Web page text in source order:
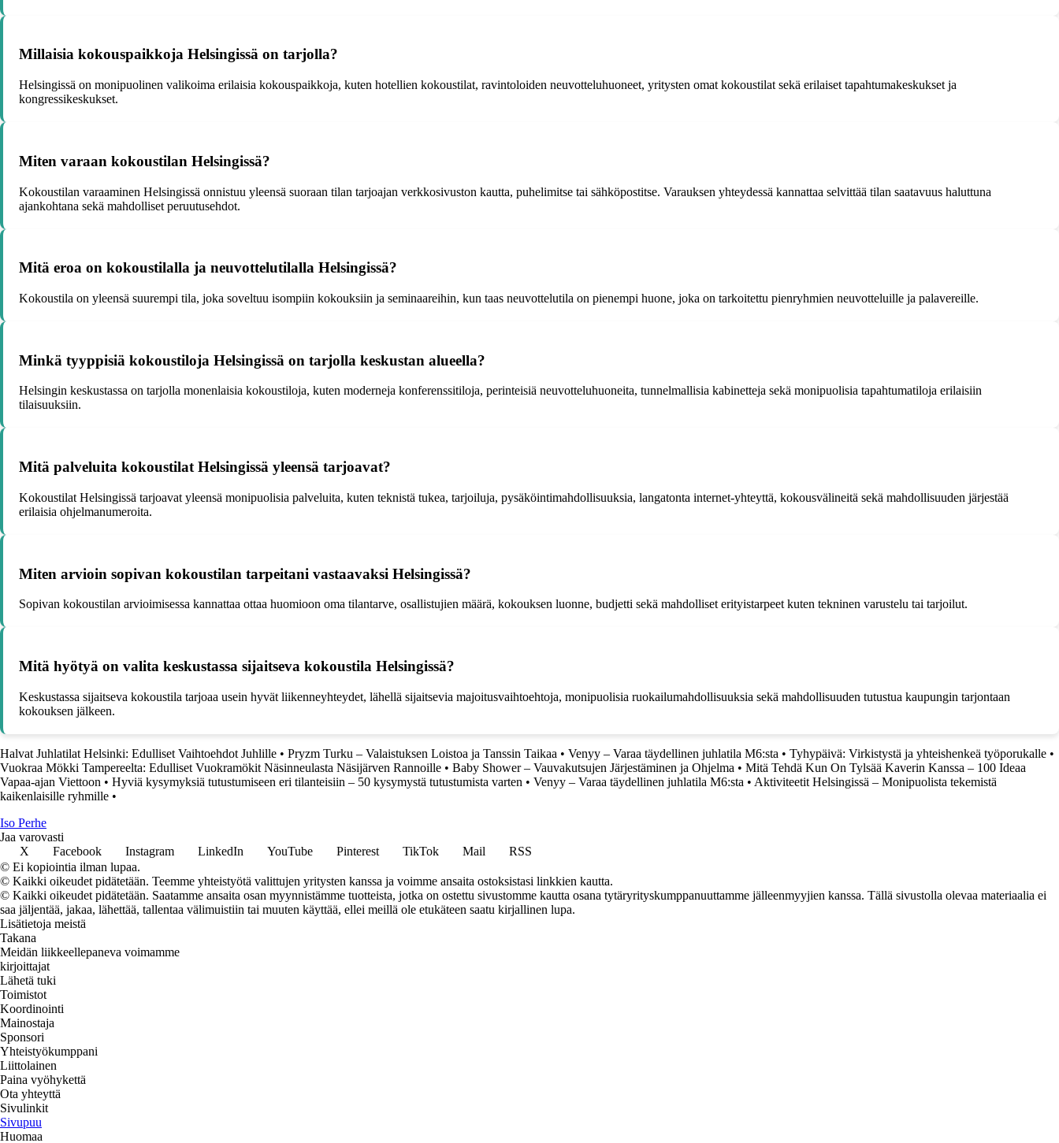
Millaisia kokouspaikkoja Helsingissä on tarjolla?
Helsingissä on monipuolinen valikoima erilaisia kokouspaikkoja, kuten hotellien kokoustilat, ravintoloiden neuvotteluhuoneet, yritysten omat kokoustilat sekä erilaiset tapahtumakeskukset ja
kongressikeskukset.
Miten varaan kokoustilan Helsingissä?
Kokoustilan varaaminen Helsingissä onnistuu yleensä suoraan tilan tarjoajan verkkosivuston kautta, puhelimitse tai sähköpostitse. Varauksen yhteydessä kannattaa selvittää tilan saatavuus haluttuna
ajankohtana sekä mahdolliset peruutusehdot.
Mitä eroa on kokoustilalla ja neuvottelutilalla Helsingissä?
Kokoustila on yleensä suurempi tila, joka soveltuu isompiin kokouksiin ja seminaareihin, kun taas neuvottelutila on pienempi huone, joka on tarkoitettu pienryhmien neuvotteluille ja palavereille.
Minkä tyyppisiä kokoustiloja Helsingissä on tarjolla keskustan alueella?
Helsingin keskustassa on tarjolla monenlaisia kokoustiloja, kuten moderneja konferenssitiloja, perinteisiä neuvotteluhuoneita, tunnelmallisia kabinetteja sekä monipuolisia tapahtumatiloja erilaisiin
tilaisuuksiin.
Mitä palveluita kokoustilat Helsingissä yleensä tarjoavat?
Kokoustilat Helsingissä tarjoavat yleensä monipuolisia palveluita, kuten teknistä tukea, tarjoiluja, pysäköintimahdollisuuksia, langatonta internet-yhteyttä, kokousvälineitä sekä mahdollisuuden järjestää
erilaisia ohjelmanumeroita.
Miten arvioin sopivan kokoustilan tarpeitani vastaavaksi Helsingissä?
Sopivan kokoustilan arvioimisessa kannattaa ottaa huomioon oma tilantarve, osallistujien määrä, kokouksen luonne, budjetti sekä mahdolliset erityistarpeet kuten tekninen varustelu tai tarjoilut.
Mitä hyötyä on valita keskustassa sijaitseva kokoustila Helsingissä?
Keskustassa sijaitseva kokoustila tarjoaa usein hyvät liikenneyhteydet, lähellä sijaitsevia majoitusvaihtoehtoja, monipuolisia ruokailumahdollisuuksia sekä mahdollisuuden tutustua kaupungin tarjontaan
kokouksen jälkeen.
Halvat Juhlatilat Helsinki: Edulliset Vaihtoehdot Juhlille • Pryzm Turku – Valaistuksen Loistoa ja Tanssin Taikaa • Venyy – Varaa täydellinen juhlatila M6:sta • Tyhypäivä: Virkistystä ja yhteishenkeä työporukalle •
Vuokraa Mökki Tampereelta: Edulliset Vuokramökit Näsinneulasta Näsijärven Rannoille • Baby Shower – Vauvakutsujen Järjestäminen ja Ohjelma • Mitä Tehdä Kun On Tylsää Kaverin Kanssa – 100 Ideaa
Vapaa-ajan Viettoon • Hyviä kysymyksiä tutustumiseen eri tilanteisiin – 50 kysymystä tutustumista varten • Venyy – Varaa täydellinen juhlatila M6:sta • Aktiviteetit Helsingissä – Monipuolista tekemistä
kaikenlaisille ryhmille •
Iso Perhe
Jaa varovasti
X
Facebook Instagram LinkedIn YouTube Pinterest TikTok Mail
RSS
© Ei kopiointia ilman lupaa.
© Kaikki oikeudet pidätetään. Teemme yhteistyötä valittujen yritysten kanssa ja voimme ansaita ostoksistasi linkkien kautta.
© Kaikki oikeudet pidätetään. Saatamme ansaita osan myynnistämme tuotteista, jotka on ostettu sivustomme kautta osana tytäryrityskumppanuuttamme jälleenmyyjien kanssa. Tällä sivustolla olevaa materiaalia ei
saa jäljentää, jakaa, lähettää, tallentaa välimuistiin tai muuten käyttää, ellei meillä ole etukäteen saatu kirjallinen lupa.
Lisätietoja meistä
Takana
Meidän liikkeellepaneva voimamme
kirjoittajat
Lähetä tuki
Toimistot
Koordinointi
Mainostaja
Sponsori
Yhteistyökumppani
Liittolainen
Paina vyöhykettä
Ota yhteyttä
Sivulinkit
Sivupuu
Huomaa